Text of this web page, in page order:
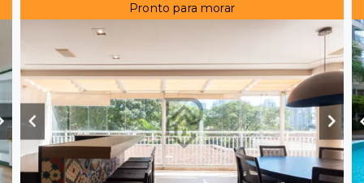
Pronto para morar